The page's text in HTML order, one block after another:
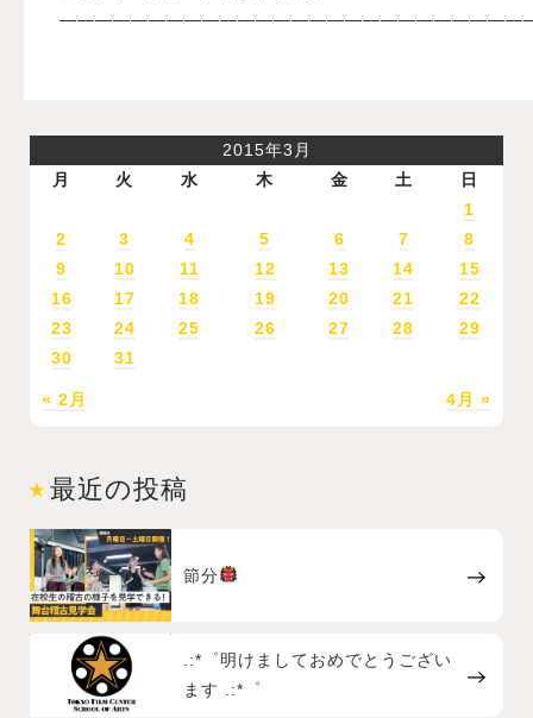
2015年3月
月
火 水 木 金 土 日
« 2月 4月 »
1
2
3 4 5 6 7
8
9
10 11 12 13 14
15
16
17 18 19 20 21
22
23
24 25 26 27 28
29
30
31
最近の投稿
節分
.:*゜明けましておめでとうござい
ます .:*゜